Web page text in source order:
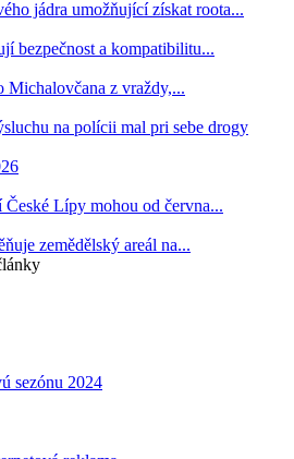
jádra umožňující získat roota...
bezpečnost a kompatibilitu...
Michalovčana z vraždy,...
na polícii mal pri sebe drogy
Lípy mohou od června...
zemědělský areál na...
sezónu 2024